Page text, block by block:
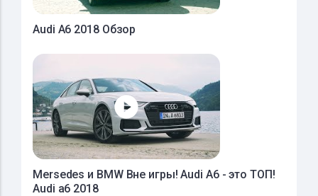
Audi A6 2018 Обзор
Mersedes и BMW Вне игры! Audi A6 - это ТОП!
Audi a6 2018